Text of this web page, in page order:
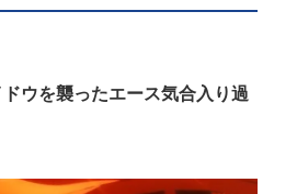
ウを襲ったエース気合入り過